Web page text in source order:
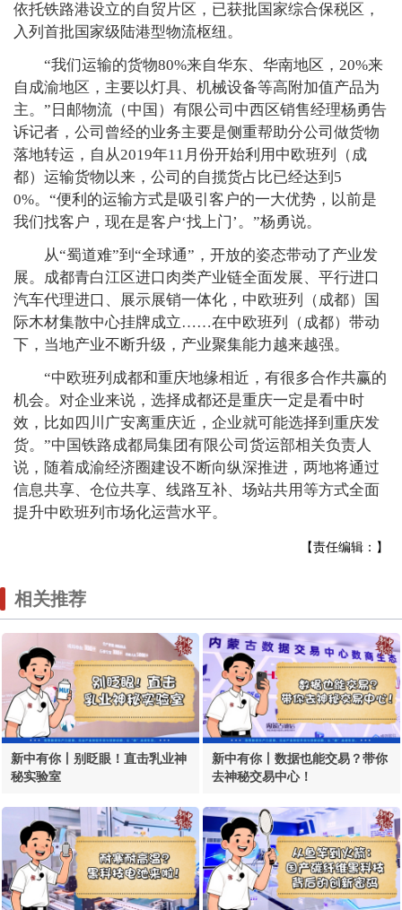
依托铁路港设立的自贸片区，已获批国家综合保税区，
入列首批国家级陆港型物流枢纽。
“我们运输的货物80%来自华东、华南地区，20%来
自成渝地区，主要以灯具、机械设备等高附加值产品为
主。”日邮物流（中国）有限公司中西区销售经理杨勇告
诉记者，公司曾经的业务主要是侧重帮助分公司做货物
落地转运，自从2019年11月份开始利用中欧班列（成
都）运输货物以来，公司的自揽货占比已经达到5
0%。“便利的运输方式是吸引客户的一大优势，以前是
我们找客户，现在是客户‘找上门’。”杨勇说。
从“蜀道难”到“全球通”，开放的姿态带动了产业发
展。成都青白江区进口肉类产业链全面发展、平行进口
汽车代理进口、展示展销一体化，中欧班列（成都）国
际木材集散中心挂牌成立……在中欧班列（成都）带动
下，当地产业不断升级，产业聚集能力越来越强。
“中欧班列成都和重庆地缘相近，有很多合作共赢的
机会。对企业来说，选择成都还是重庆一定是看中时
效，比如四川广安离重庆近，企业就可能选择到重庆发
货。”中国铁路成都局集团有限公司货运部相关负责人
说，随着成渝经济圈建设不断向纵深推进，两地将通过
信息共享、仓位共享、线路互补、场站共用等方式全面
提升中欧班列市场化运营水平。
【责任编辑：】
相关推荐
新中有你丨别眨眼！直击乳业神
秘实验室
新中有你丨数据也能交易？带你
去神秘交易中心！